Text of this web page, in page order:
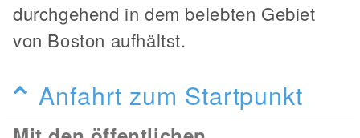
durchgehend in dem belebten Gebiet
von Boston aufhältst.
Anfahrt zum Startpunkt